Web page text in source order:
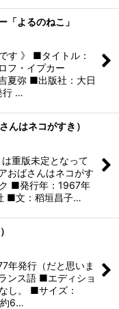
「よるのねこ」
す 》 ■タイトル：
フ・イプカー
夏弥 ■出版社：大日
行 …
んはネコがすき）
重版未定となって
おばさんはネコがす
■発行年：1967年
■文：稻垣昌子…
年発行（だと思いま
ンス語 ■エディショ
し。 ■サイズ：
6…